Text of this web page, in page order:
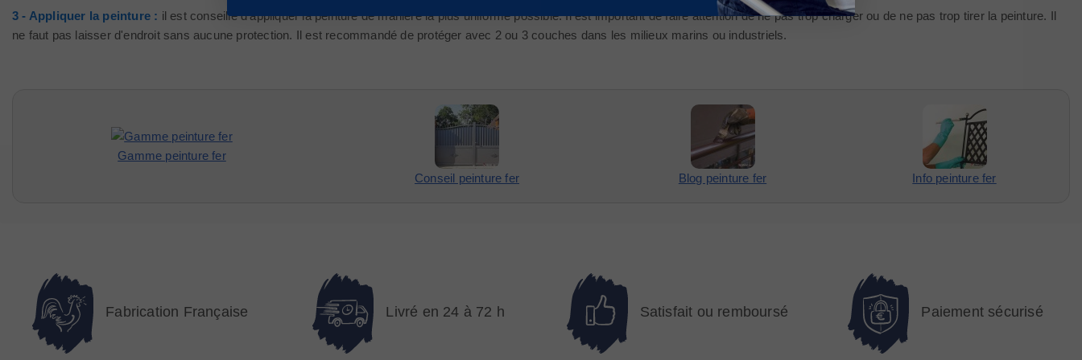
3 - Appliquer la peinture : il est conseillé d'appliquer la peinture de manière la plus uniforme possible. Il est important de faire attention de ne pas trop charger ou de ne pas trop tirer la peinture. Il
ne faut pas laisser d'endroit sans aucune protection. Il est recommandé de protéger avec 2 ou 3 couches dans les milieux marins ou industriels.
Gamme peinture fer
Conseil peinture fer
Blog peinture fer Info peinture fer
Fabrication Française Livré en 24 à 72 h Satisfait ou remboursé Paiement sécurisé